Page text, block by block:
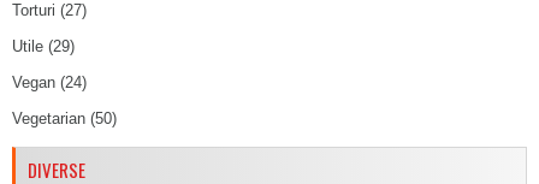
Torturi (27)
Utile (29)
Vegan (24)
Vegetarian (50)
DIVERSE